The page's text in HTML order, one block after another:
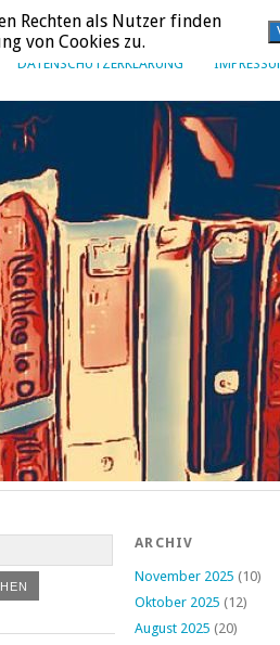
DATENSCHUTZERKLÄRUNG
ARCHIV
November 2025 (10)
Oktober 2025 (12)
August 2025 (20)
Rechten als Nutzer finden
von Cookies zu.